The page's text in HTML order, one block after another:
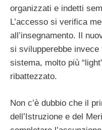
organizzati e indetti
L’accesso si verifica
all’insegnamento. Il
si svilupperebbe
sistema, molto più
ribattezzato.
Non c’è dubbio che il
dell’Istruzione e del